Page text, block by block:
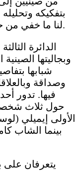
بتفكيكه
لنا ما خفي من حياة يعيشها شباب اليوم الفرنسيون.
الدائرة
وبجاليتها
شبابها
وصداقة
فيها. تدور
حول ثلاث
الأولى إيميلي
بينما الشاب
يتعرفان